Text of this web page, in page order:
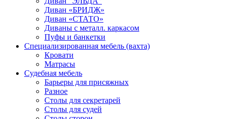
Диван «БРИДЖ»
Диван «СТАТО»
Диваны с металл. каркасом
Пуфы и банкетки
Специализированная мебель (вахта)
Кровати
Матрасы
Судебная мебель
Барьеры для присяжных
Разное
Столы для секретарей
Столы для судей